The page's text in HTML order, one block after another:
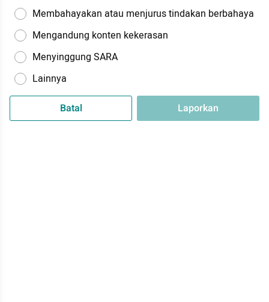
Membahayakan atau menjurus tindakan berbahaya
Mengandung konten kekerasan
Menyinggung SARA
Lainnya
Batal Laporkan